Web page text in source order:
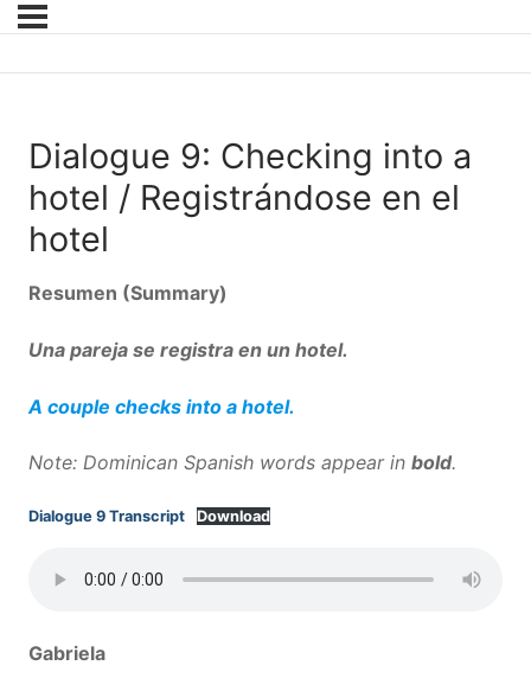
Dialogue 9: Checking into a
hotel / Registrándose en el
hotel
Resumen (Summary)
Una pareja se registra en un hotel.
A couple checks into a hotel.
Note: Dominican Spanish words appear in bold.
Dialogue 9 Transcript Download
Gabriela